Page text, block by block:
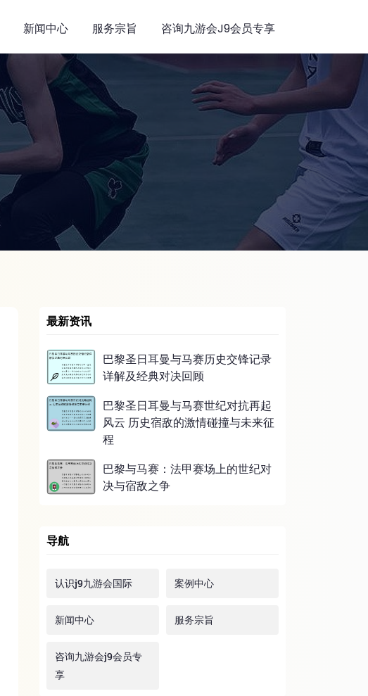
新闻中心 服务宗旨 咨询九游会j9会员专享
最新资讯
巴黎圣日耳曼与马赛历史交锋记录
详解及经典对决回顾
巴黎圣日耳曼与马赛世纪对抗再起
风云 历史宿敌的激情碰撞与未来征
程
巴黎与马赛：法甲赛场上的世纪对
决与宿敌之争
导航
认识j9九游会国际 案例中心
新闻中心 服务宗旨
咨询九游会j9会员专
享